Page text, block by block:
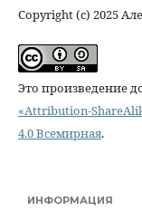
Copyright (c) 2025
Это произведение
«Attribution-
4.0 Всемирная.
ИНФОРМАЦИЯ